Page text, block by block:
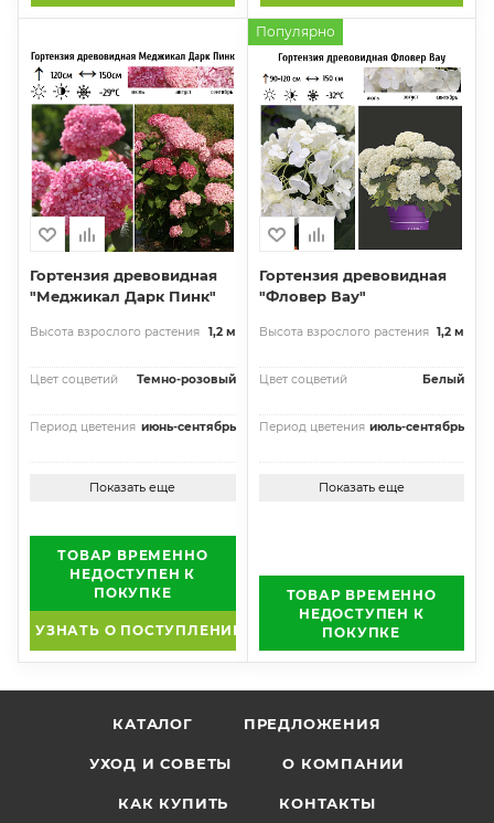
Гортензия древовидная
"Меджикал Дарк Пинк"
Высота взрослого растения 1,2 м
Цвет соцветий Темно-розовый
Период цветения июнь-сентябрь
Показать еще
ТОВАР ВРЕМЕННО
НЕДОСТУПЕН К
ПОКУПКЕ
УЗНАТЬ О ПОСТУПЛЕНИИ
Популярно
Гортензия древовидная
"Фловер Вау"
Высота взрослого растения 1,2 м
Цвет соцветий Белый
Период цветения июль-сентябрь
Показать еще
ТОВАР ВРЕМЕННО
НЕДОСТУПЕН К
ПОКУПКЕ
КАТАЛОГ ПРЕДЛОЖЕНИЯ
УХОД И СОВЕТЫ О КОМПАНИИ
КАК КУПИТЬ КОНТАКТЫ